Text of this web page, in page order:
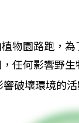
物園路跑，
任何影響野
破壞環境的活